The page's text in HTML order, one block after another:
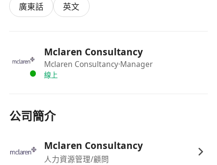
廣東話
英文
Mclaren Consultancy
Mclaren Consultancy·Manager
線上
公司簡介
Mclaren Consultancy
人力資源管理/顧問